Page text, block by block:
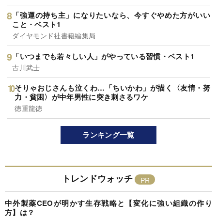
「強運の持ち主」になりたいなら、今すぐやめた方がいい
こと・ベスト1
ダイヤモンド社書籍編集局
「いつまでも若々しい人」がやっている習慣・ベスト1
古川武士
そりゃおじさんも泣くわ…「ちいかわ」が描く〈友情・努
力・貧困〉が中年男性に突き刺さるワケ
徳重龍徳
ランキング一覧
トレンドウォッチ
中外製薬CEOが明かす生存戦略と【変化に強い組織の作り
方】は？